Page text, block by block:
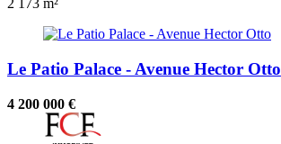
2 173 m²
Le Patio Palace - Avenue Hector Otto
4 200 000 €